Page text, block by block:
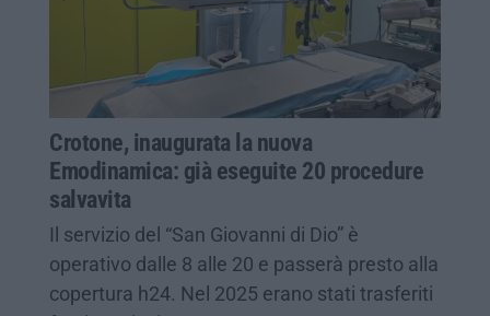
Crotone, inaugurata la nuova
Emodinamica: già eseguite 20 procedure
salvavita
Il servizio del “San Giovanni di Dio” è
operativo dalle 8 alle 20 e passerà presto alla
copertura h24. Nel 2025 erano stati trasferiti